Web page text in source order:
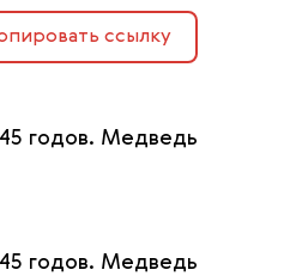
ссылку
годов. Медведь
годов. Медведь